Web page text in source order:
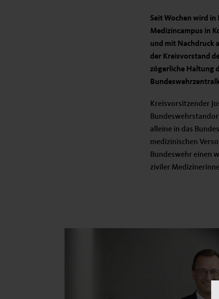
Seit Wochen wird
Medizincampus in
und mit Nachdruck
der Kreisvorstand
zögerliche Haltung
Kreisvorsitzender
alleine in das
medizinischen
Bundeswehr einen
ziviler